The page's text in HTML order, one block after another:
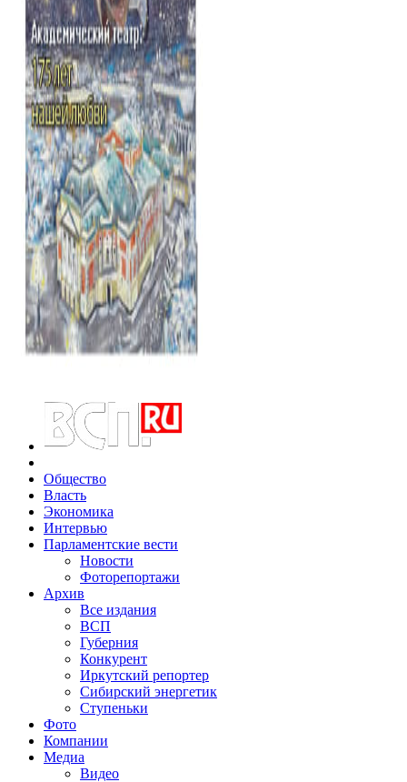
Общество
Власть
Экономика
Интервью
Парламентские вести
Новости
Фоторепортажи
Архив
Все издания
ВСП
Губерния
Конкурент
Иркутский репортер
Сибирский энергетик
Ступеньки
Фото
Компании
Медиа
Видео